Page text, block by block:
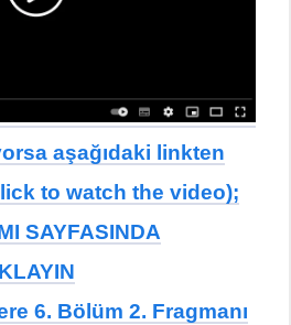
aşağıdaki linkten
to watch the video);
SAYFASINDA
6. Bölüm 2. Fragmanı